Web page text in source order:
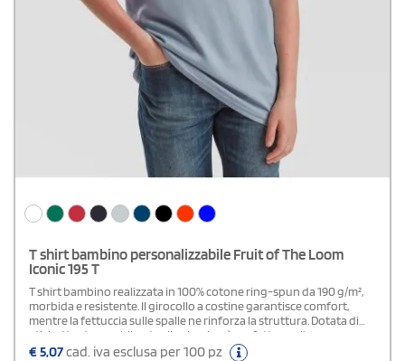
T shirt bambino personalizzabile Fruit of The Loom
Iconic 195 T
T shirt bambino realizzata in 100% cotone ring-spun da 190 g/m²,
morbida e resistente. Il girocollo a costine garantisce comfort,
mentre la fettuccia sulle spalle ne rinforza la struttura. Dotata di
etichetta strappabile e taglio classico, è perfetta per l’uso
quotidiano.Disponibile moddelo Uomo e Donna
€5,07cad. iva esclusa per 100 pz